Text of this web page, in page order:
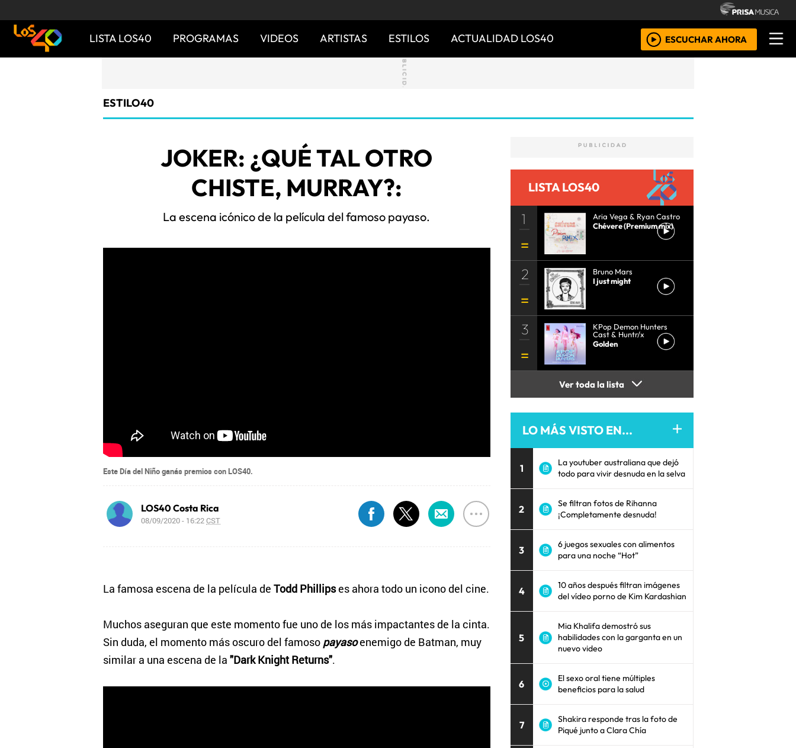
LISTA LOS40 PROGRAMAS VIDEOS ARTISTAS ESTILOS ACTUALIDAD LOS40 ESCUCHAR AHORA
ESTILO40
JOKER: ¿QUÉ TAL OTRO
CHISTE, MURRAY?:
La escena icónico de la película del famoso payaso.
Este Día del Niño ganás premios con LOS40.
LOS40 Costa Rica
08/09/2020 - 16:22CST
La famosa escena de la película de Todd Phillipses ahora todo un icono del cine.
Muchos aseguran que este momento fue uno de los más impactantes de la cinta.
Sin duda, el momento más oscuro del famoso payasoenemigo de Batman, muy
similar a una escena de la "Dark Knight Returns".
LISTA LOS40
1
Aria Vega & Ryan Castro
Chévere (Premium mix)
2
Bruno Mars
I just might
3
KPop Demon Hunters
Cast & Huntr/x
Golden
Ver toda la lista
LO MÁS VISTO EN...
1
La youtuber australiana que dejó
todo para vivir desnuda en la selva
2
Se filtran fotos de Rihanna
¡Completamente desnuda!
3
6 juegos sexuales con alimentos
para una noche “Hot”
4
10 años después filtran imágenes
del vídeo porno de Kim Kardashian
5
Mia Khalifa demostró sus
habilidades con la garganta en un
nuevo video
6
El sexo oral tiene múltiples
beneficios para la salud
7
Shakira responde tras la foto de
Piqué junto a Clara Chía